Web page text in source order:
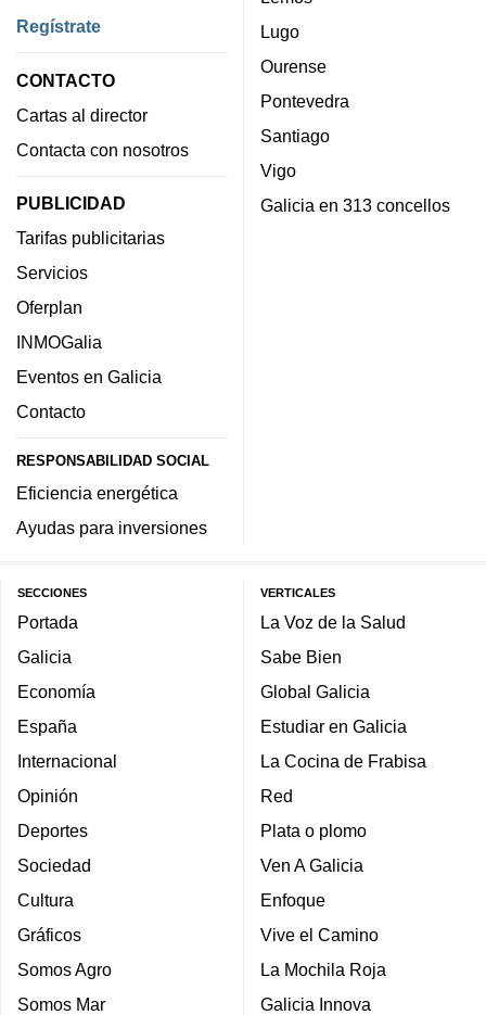
Regístrate
CONTACTO
Cartas al director
Contacta con nosotros
PUBLICIDAD
Tarifas publicitarias
Servicios
Oferplan
INMOGalia
Eventos en Galicia
Contacto
RESPONSABILIDAD SOCIAL
Eficiencia energética
Ayudas para inversiones
Lugo
Ourense
Pontevedra
Santiago
Vigo
Galicia en 313 concellos
SECCIONES
Portada
Galicia
Economía
España
Internacional
Opinión
Deportes
Sociedad
Cultura
Gráficos
Somos Agro
Somos Mar
VERTICALES
La Voz de la Salud
Sabe Bien
Global Galicia
Estudiar en Galicia
La Cocina de Frabisa
Red
Plata o plomo
Ven A Galicia
Enfoque
Vive el Camino
La Mochila Roja
Galicia Innova